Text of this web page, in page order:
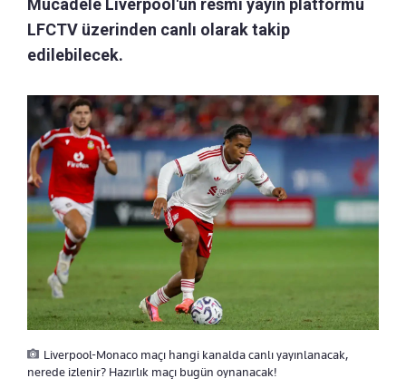
Mücadele Liverpool'un resmi yayın platformu
LFCTV üzerinden canlı olarak takip
edilebilecek.
Liverpool-Monaco maçı hangi kanalda canlı yayınlanacak,
nerede izlenir? Hazırlık maçı bugün oynanacak!